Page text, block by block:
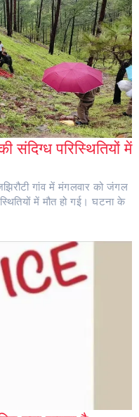
संदिग्ध परिस्थितियों में
गांव में मंगलवार को जंगल
में मौत हो गई। घटना के